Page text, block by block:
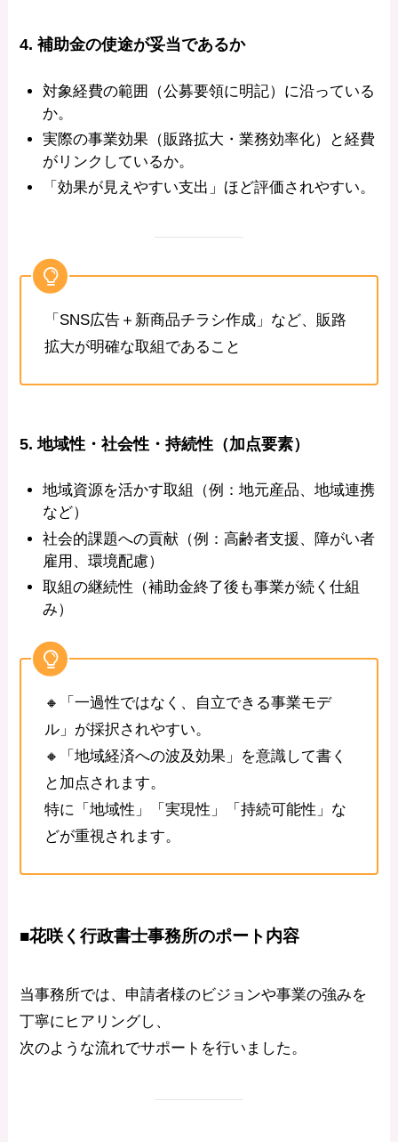
4. 補助金の使途が妥当であるか
対象経費の範囲（公募要領に明記）に沿っている
か。
実際の事業効果（販路拡大・業務効率化）と経費
がリンクしているか。
「効果が見えやすい支出」ほど評価されやすい。
「SNS広告＋新商品チラシ作成」など、販路
拡大が明確な取組であること
5. 地域性・社会性・持続性（加点要素）
地域資源を活かす取組（例：地元産品、地域連携
など）
社会的課題への貢献（例：高齢者支援、障がい者
雇用、環境配慮）
取組の継続性（補助金終了後も事業が続く仕組
み）
🔸「一過性ではなく、自立できる事業モデ
ル」が採択されやすい。
🔸「地域経済への波及効果」を意識して書く
と加点されます。
特に「地域性」「実現性」「持続可能性」な
どが重視されます。
■花咲く行政書士事務所のポート内容
当事務所では、申請者様のビジョンや事業の強みを
丁寧にヒアリングし、
次のような流れでサポートを行いました。